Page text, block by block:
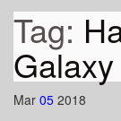
Tag:
Mar 05 2018